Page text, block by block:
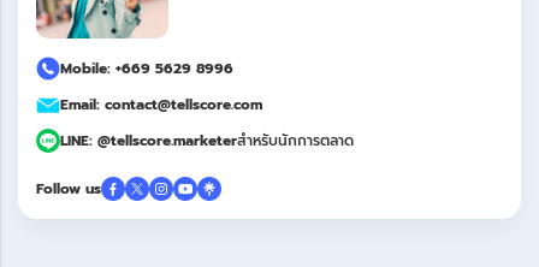
Mobile: +669 5629 8996
Email: contact@tellscore.com
LINE: @tellscore.marketerสำหรับนักการตลาด
Follow us